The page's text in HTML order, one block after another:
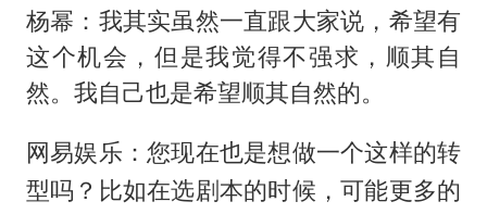
杨幂：我其实虽然一直跟大家说，希望有
这个机会，但是我觉得不强求，顺其自
然。我自己也是希望顺其自然的。
网易娱乐：您现在也是想做一个这样的转
型吗？比如在选剧本的时候，可能更多的